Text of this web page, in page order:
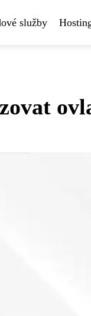
služby